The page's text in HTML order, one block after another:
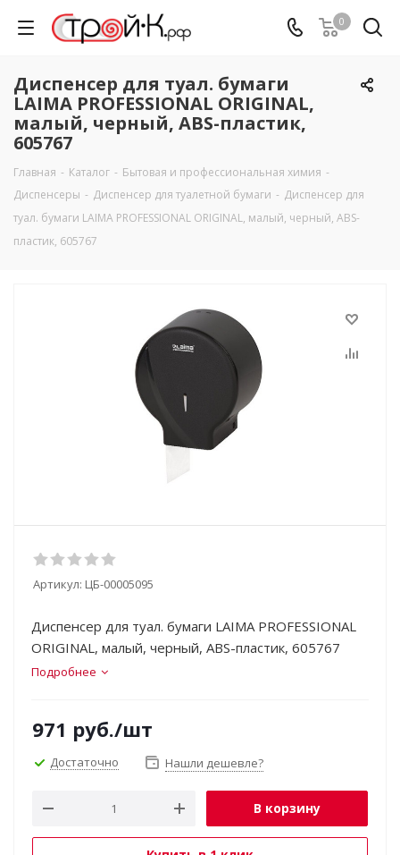
0
Диспенсер для туал. бумаги
LAIMA PROFESSIONAL ORIGINAL,
малый, черный, ABS-пластик,
605767
Главная - Каталог - Бытовая и профессиональная химия -
Диспенсеры - Диспенсер для туалетной бумаги - Диспенсер для
туал. бумаги LAIMA PROFESSIONAL ORIGINAL, малый, черный, ABS-
пластик, 605767
Артикул: ЦБ-00005095
Диспенсер для туал. бумаги LAIMA PROFESSIONAL
ORIGINAL, малый, черный, ABS-пластик, 605767
Подробнее
971 руб./шт
Достаточно Нашли дешевле?
В корзину